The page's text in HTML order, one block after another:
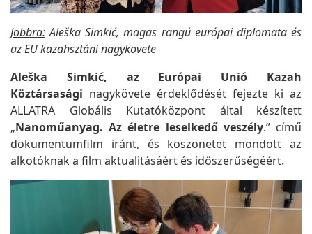
Jobbra: Aleška Simkić, magas rangú európai diplomata és
az EU kazahsztáni nagykövete
Aleška Simkić, az Európai Unió Kazah
Köztársasági nagykövete érdeklődését fejezte ki az
ALLATRA Globális Kutatóközpont által készített
„Nanoműanyag. Az életre leselkedő veszély.” című
dokumentumfilm iránt, és köszönetet mondott az
alkotóknak a film aktualitásáért és időszerűségéért.